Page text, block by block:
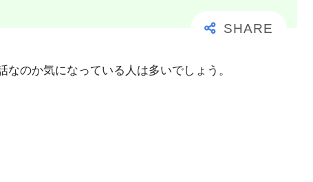
のか気になっている人は多いでしょう。